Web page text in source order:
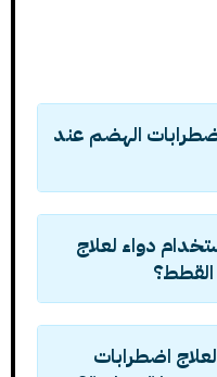
الهضم عند
دواء لعلاج
؟
اضطرابات